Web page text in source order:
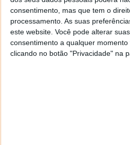
consentimento, mas que tem o
processamento. As suas
este website. Você pode alterar
consentimento a qualquer
clicando no botão "Privacidade" na